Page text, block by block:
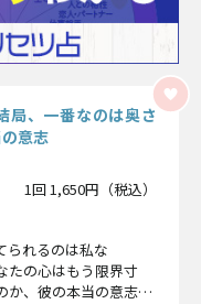
局、一番なのは奥さ
意志
1回 1,650円（税込）
られるのは私な
の心はもう限界寸
か、彼の本当の意志と